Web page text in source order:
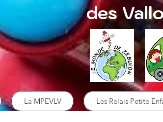
des
La MPEVLV Les Relais Petite